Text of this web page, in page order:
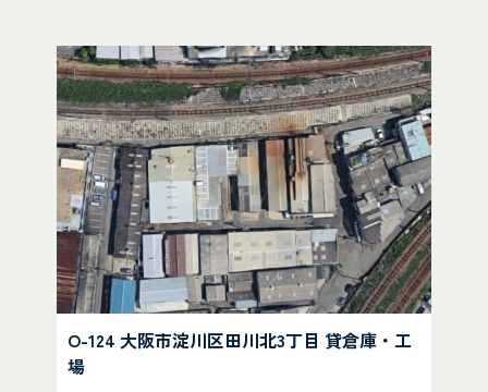
O-124 大阪市淀川区田川北3丁目 貸倉庫・工
場